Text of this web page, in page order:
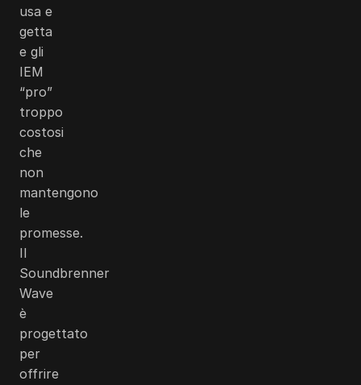
usa e
getta
e gli
IEM
“pro”
troppo
costosi
che
non
mantengono
le
promesse.
Il
Soundbrenner
Wave
è
progettato
per
offrire